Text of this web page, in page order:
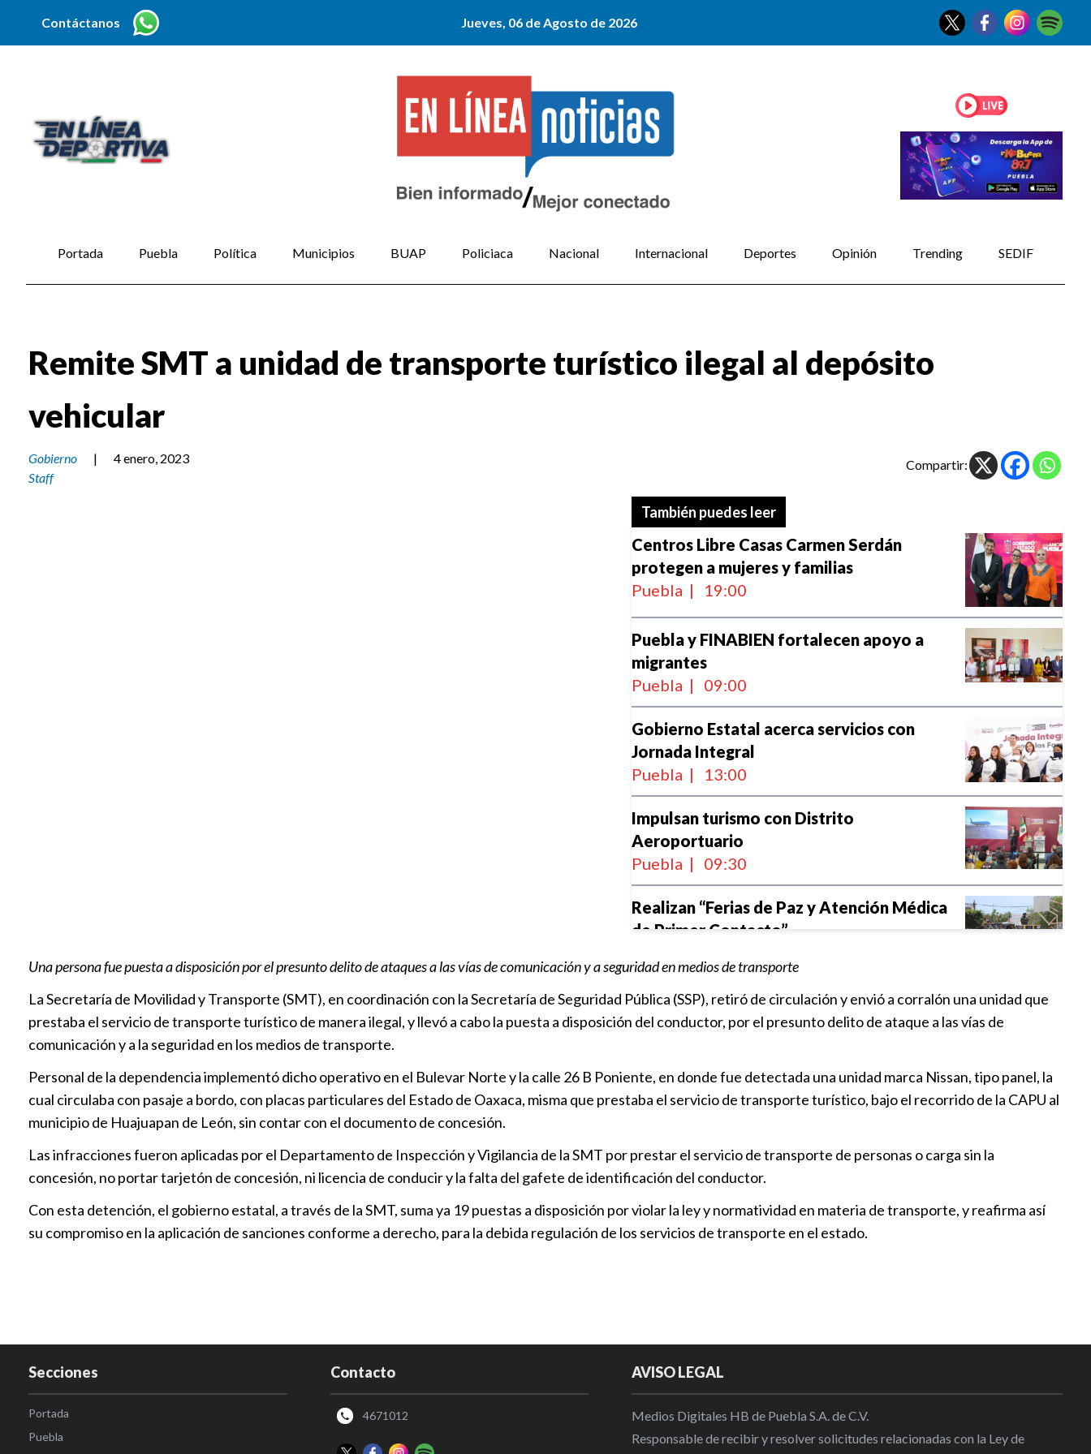
Contáctanos Jueves, 06 de Agosto de 2026
Portada Puebla Política Municipios BUAP Policiaca Nacional Internacional Deportes Opinión Trending SEDIF
Remite SMT a unidad de transporte turístico ilegal al depósito
vehicular
Gobierno |
4 enero, 2023
Staff
Compartir:
También puedes leer
Centros Libre Casas Carmen Serdán
protegen a mujeres y familias
Puebla | 19:00
Puebla y FINABIEN fortalecen apoyo a
migrantes
Puebla | 09:00
Gobierno Estatal acerca servicios con
Jornada Integral
Puebla | 13:00
Impulsan turismo con Distrito
Aeroportuario
Puebla | 09:30
Realizan “Ferias de Paz y Atención Médica
de Primer Contacto”
Armenta encabeza Jornada de salud en San
Sebastián de Aparicio
Ratifican detalles de Tianguis Turístico
Puebla 2027
Camino San Nicolás-Amecameca impulsa
movilidad, turismo y seguridad
Puebla
19:16
San Nicolás-Amecameca
Una persona fue puesta a disposición por el presunto delito de ataques a las vías de comunicación y a seguridad en medios de transporte
La Secretaría de Movilidad y Transporte (SMT), en coordinación con la Secretaría de Seguridad Pública (SSP), retiró de circulación y envió a corralón una unidad que
prestaba el servicio de transporte turístico de manera ilegal, y llevó a cabo la puesta a disposición del conductor, por el presunto delito de ataque a las vías de
comunicación y a la seguridad en los medios de transporte.
Personal de la dependencia implementó dicho operativo en el Bulevar Norte y la calle 26 B Poniente, en donde fue detectada una unidad marca Nissan, tipo panel, la
cual circulaba con pasaje a bordo, con placas particulares del Estado de Oaxaca, misma que prestaba el servicio de transporte turístico, bajo el recorrido de la CAPU al
municipio de Huajuapan de León, sin contar con el documento de concesión.
Las infracciones fueron aplicadas por el Departamento de Inspección y Vigilancia de la SMT por prestar el servicio de transporte de personas o carga sin la
concesión, no portar tarjetón de concesión, ni licencia de conducir y la falta del gafete de identificación del conductor.
Con esta detención, el gobierno estatal, a través de la SMT, suma ya 19 puestas a disposición por violar la ley y normatividad en materia de transporte, y reafirma así
su compromiso en la aplicación de sanciones conforme a derecho, para la debida regulación de los servicios de transporte en el estado.
Secciones
Portada
Puebla
Contacto
4671012
AVISO LEGAL
Medios Digitales HB de Puebla S.A. de C.V.
Responsable de recibir y resolver solicitudes relacionadas con la Ley de